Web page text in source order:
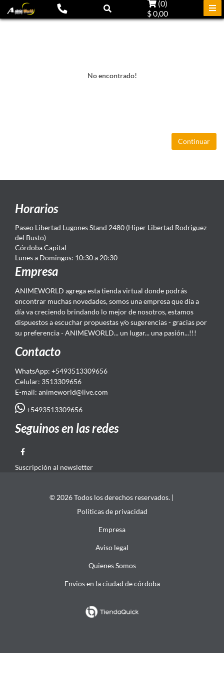
(0)
$ 0,00
No encontrado!
Continuar
Horarios
Paseo Libertad Lugones Stand 2480 (Hiper Libertad Rodriguez
del Busto)
Córdoba Capital
Lunes a Domingos: 10:30 a 20:30
Empresa
ANIMEWORLD agrega esta tienda virtual donde podrás
encontrar muchas novedades, somos una empresa que día a
día va creciendo brindando lo mejor de nosotros, estamos
dispuestos a escuchar propuestas y/o sugerencias - gracias por
su preferencia - ANIMEWORLD... un lugar... una pasión...!!!
Contacto
WhatsApp: +5493513309656
Celular: 3513309656
E-mail: animeworld@live.com
+5493513309656
Seguinos en las redes
Suscripción al newsletter
© 2026 Todos los derechos reservados. |
Politicas de privacidad
Empresa
Aviso legal
Quienes Somos
Envios en la ciudad de córdoba